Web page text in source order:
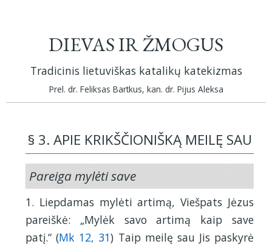
DIEVAS IR ŽMOGUS
Tradicinis lietuviškas katalikų katekizmas
Prel. dr. Feliksas Bartkus, kan. dr. Pijus Aleksa
§ 3. APIE KRIKŠČIONlŠKĄ MEILĘ SAU
Pareiga mylėti save
1. Liepdamas mylėti artimą, Viešpats Jėzus
pareiškė: „Mylėk savo artimą kaip save
patį.“ (Mk 12, 31) Taip meilę sau Jis paskyrė